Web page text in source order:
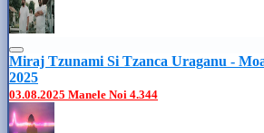
Miraj Tzunami Si Tzanca Uraganu -
2025
03.08.2025 Manele Noi 4.344